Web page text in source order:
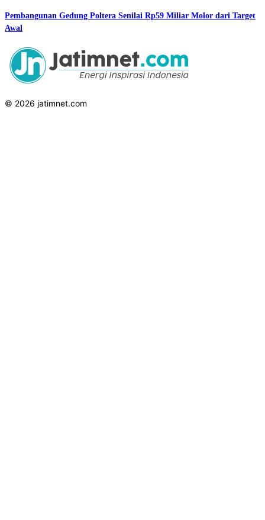
Pembangunan Gedung Poltera Senilai Rp59 Miliar Molor dari Target
Awal
© 2026 jatimnet.com